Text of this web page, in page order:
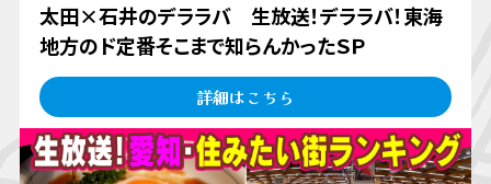
太田×石井のデララバ 生放送！デララバ！東海
地方のド定番そこまで知らんかったＳＰ
詳細はこちら